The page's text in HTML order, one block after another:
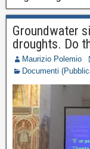
Groundwater
droughts. Do
Maurizio Polemio
Documenti